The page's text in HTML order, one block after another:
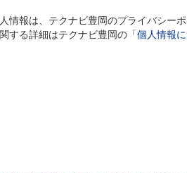
情報は、テクナビ豊岡のプライバシー
する詳細はテクナビ豊岡の「個人情報